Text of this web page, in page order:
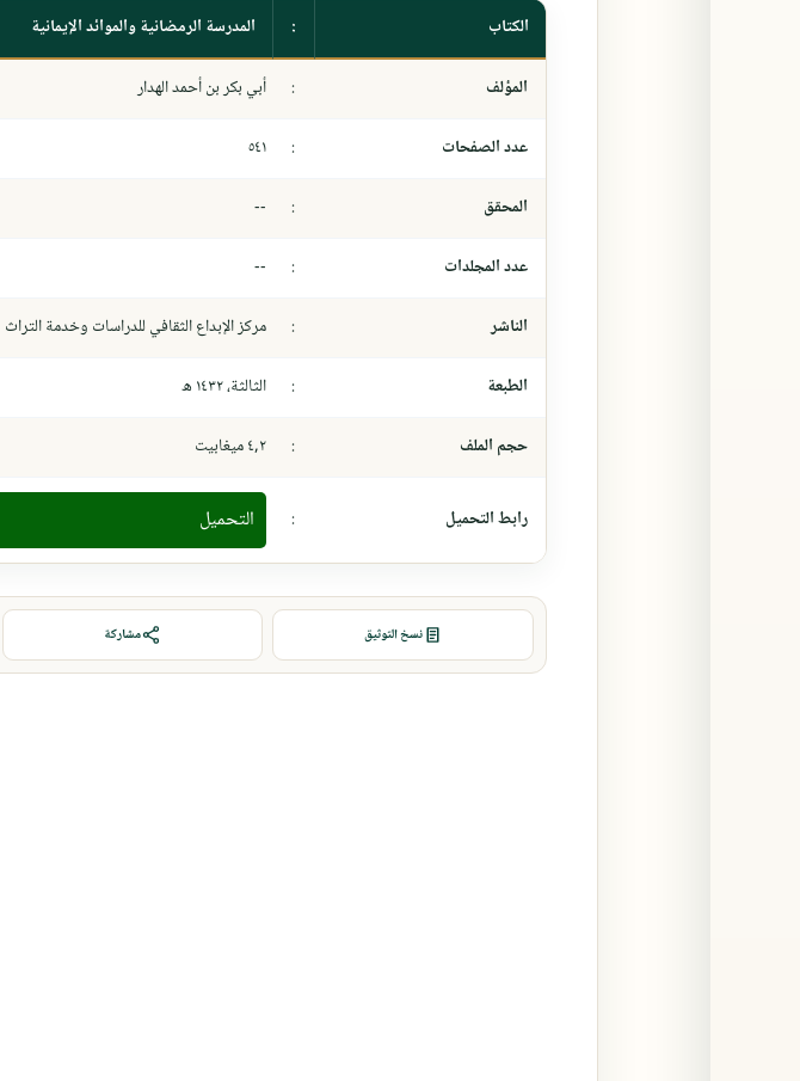
الكتاب : المدرسة الرمضانية والموائد الإيمانية
المؤلف : أبي بكر بن أحمد الهدار
عدد الصفحات : ٥٤١
المحقق :
--
عدد المجلدات :
--
الناشر : مركز الإبداع الثقافي للدراسات وخدمة التراث
الطبعة : الثالثة، ١٤٣٢ ھ
حجم الملف : ٤,٢ ميغابيت
رابط التحميل : التحميل
نسخ التوثيق مشاركة